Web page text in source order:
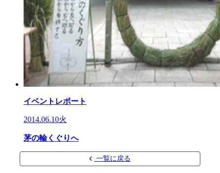
イベントレポート
2014.06.10火
茅の輪くぐりへ
一覧に戻る